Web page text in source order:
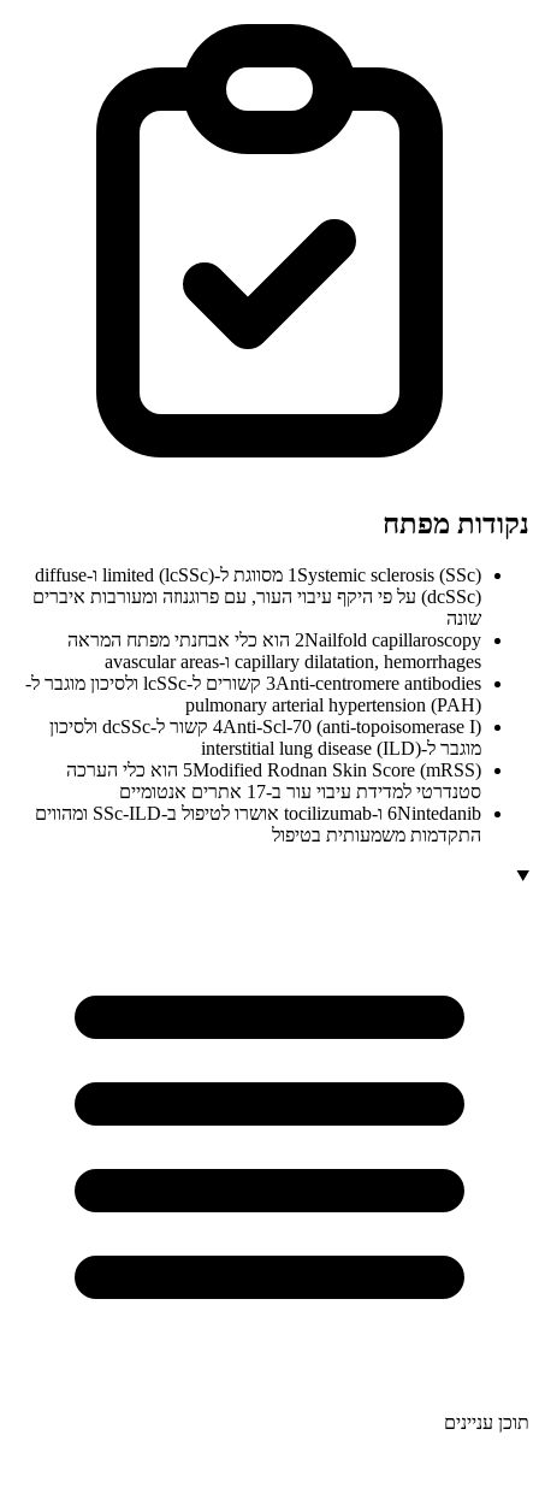
נקודות מפתח
1
Systemic sclerosis (SSc) מסווגת ל-limited (lcSSc) ו-diffuse
(dcSSc) על פי היקף עיבוי העור, עם פרוגנוזה ומעורבות איברים
שונה
2 Nailfold capillaroscopy הוא כלי אבחנתי מפתח המראה
capillary dilatation, hemorrhages ו-avascular areas
3
Anti-centromere antibodies קשורים ל-lcSSc ולסיכון מוגבר ל-
pulmonary arterial hypertension (PAH)
4
Anti-Scl-70 (anti-topoisomerase I) קשור ל-dcSSc ולסיכון
מוגבר ל-interstitial lung disease (ILD)
5 Modified Rodnan Skin Score (mRSS) הוא כלי הערכה
סטנדרטי למדידת עיבוי עור ב-17 אתרים אנטומיים
6
Nintedanib ו-tocilizumab אושרו לטיפול ב-SSc-ILD ומהווים
התקדמות משמעותית בטיפול
תוכן עניינים